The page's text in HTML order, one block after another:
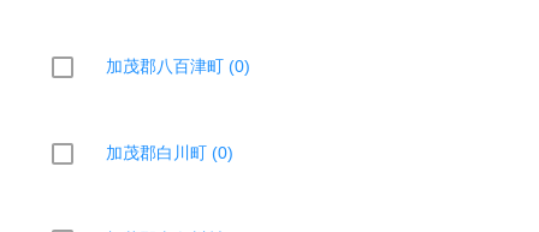
加茂郡八百津町 (0)
加茂郡白川町 (0)